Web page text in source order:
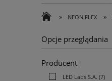
» NEON FLEX »
Opcje przeglądania
Producent
LED Labs S.A. (7)